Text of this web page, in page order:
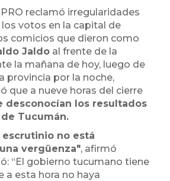
reclamó irregularidades
votos en la capital de
comicios que dieron como
Jaldo al frente de la
la mañana de hoy, luego de
provincia por la noche,
que a nueve horas del cierre
desconocían los resultados
Tucumán.
escrutinio no está
vergüenza", afirmó
“El gobierno tucumano tiene
a esta hora no haya